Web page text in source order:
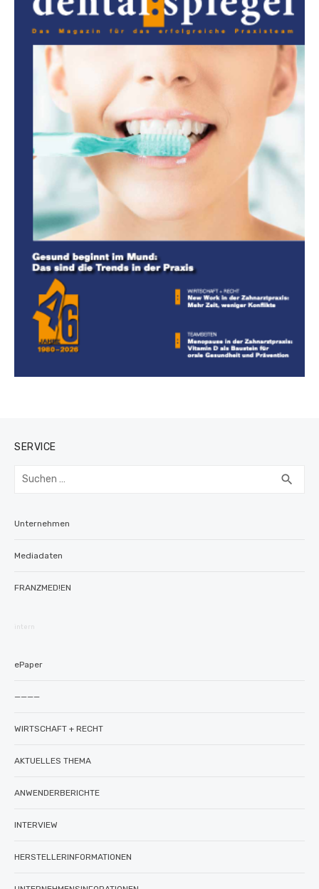
SERVICE
Suchen
search
Unternehmen
Mediadaten
FRANZMED!EN
intern
ePaper
————
WIRTSCHAFT + RECHT
AKTUELLES THEMA
ANWENDERBERICHTE
INTERVIEW
HERSTELLERINFORMATIONEN